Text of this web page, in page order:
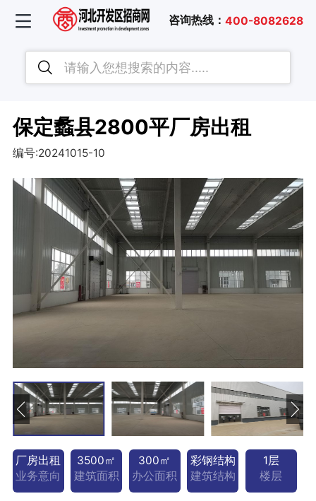
咨询热线：400-8082628
保定蠡县2800平厂房出租
编号:20241015-10
厂房出租
业务意向
3500㎡
建筑面积
300㎡
办公面积
彩钢结构
建筑结构
1层
楼层